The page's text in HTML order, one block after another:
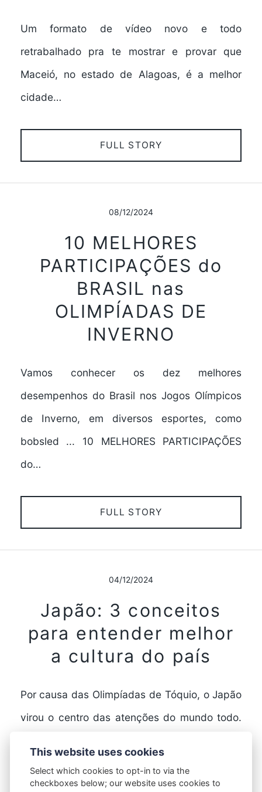
Um formato de vídeo novo e todo
retrabalhado pra te mostrar e provar que
Maceió, no estado de Alagoas, é a melhor
cidade…
FULL STORY
08/12/2024
10 MELHORES
PARTICIPAÇÕES do
BRASIL nas
OLIMPÍADAS DE
INVERNO
Vamos conhecer os dez melhores
desempenhos do Brasil nos Jogos Olímpicos
de Inverno, em diversos esportes, como
bobsled ... 10 MELHORES PARTICIPAÇÕES
do…
FULL STORY
04/12/2024
Japão: 3 conceitos
para entender melhor
a cultura do país
Por causa das Olimpíadas de Tóquio, o Japão
virou o centro das atenções do mundo todo.
FULL STORY
This website uses cookies
Select which cookies to opt-in to via the
checkboxes below; our website uses cookies to